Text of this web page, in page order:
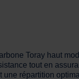
Toray haut
tout en
répartition